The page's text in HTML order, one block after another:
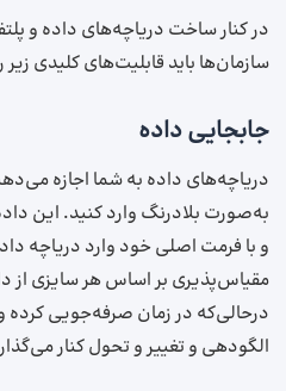
در کنار ساخت دریاچه‌های داده و
سازمان‌ها باید قابلیت‌های کلیدی زیر
جابجایی داده
دریاچه‌های داده به شما اجازه
به‌صورت بلادرنگ وارد کنید. این
و با فرمت اصلی خود وارد دریاچه
مقیاس‌پذیری بر اساس هر سایزی از
درحالی‌که در زمان صرفه‌جویی کرده و
الگودهی و تغییر و تحول کنار